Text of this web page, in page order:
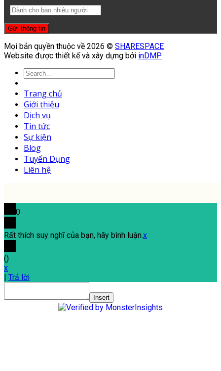
Mọi bản quyền thuộc về 2026 © SHARESPACE
Website được thiết kế và xây dựng bởi inDMP
Trang chủ
Giới thiệu
Dịch vụ
Tin tức
Sự kiện
Blog
Tuyển Dụng
Liên hệ
0
Rất thích suy nghĩ của bạn, hãy bình luận.x
()
x
Trả lời
Insert